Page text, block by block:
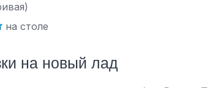
на столе
на новый лад